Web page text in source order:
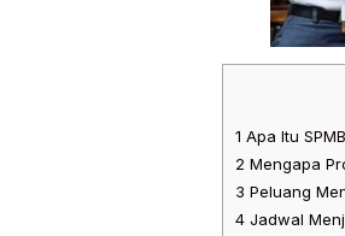
1 Apa Itu
2 Mengapa
3 Peluang
4 Jadwal